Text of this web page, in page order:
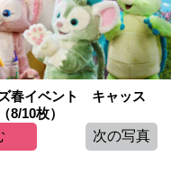
ズ春イベント キャッス
8/10枚）
次の写真